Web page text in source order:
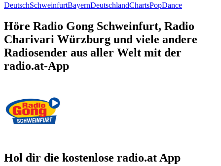
DeutschSchweinfurtBayernDeutschlandChartsPopDance
Höre Radio Gong Schweinfurt, Radio
Charivari Würzburg und viele andere
Radiosender aus aller Welt mit der
radio.at-App
Hol dir die kostenlose radio.at App